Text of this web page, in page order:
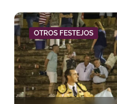
OTROS FESTEJOS